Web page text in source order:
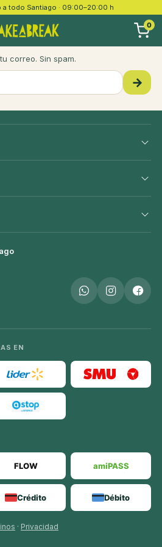
a todo Santiago · 09:00–20:00 h
0
ofertas
correo. Sin spam.
→
EN
FLOW amiPASS
Crédito Débito
· Privacidad